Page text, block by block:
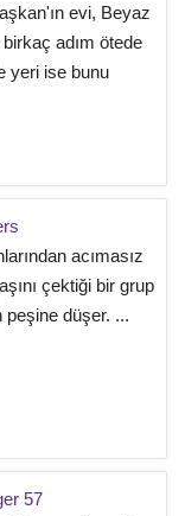
evi, Beyaz
adım ötede
yeri ise bunu
acımasız
çektiği bir grup
peşine düşer. ...
57